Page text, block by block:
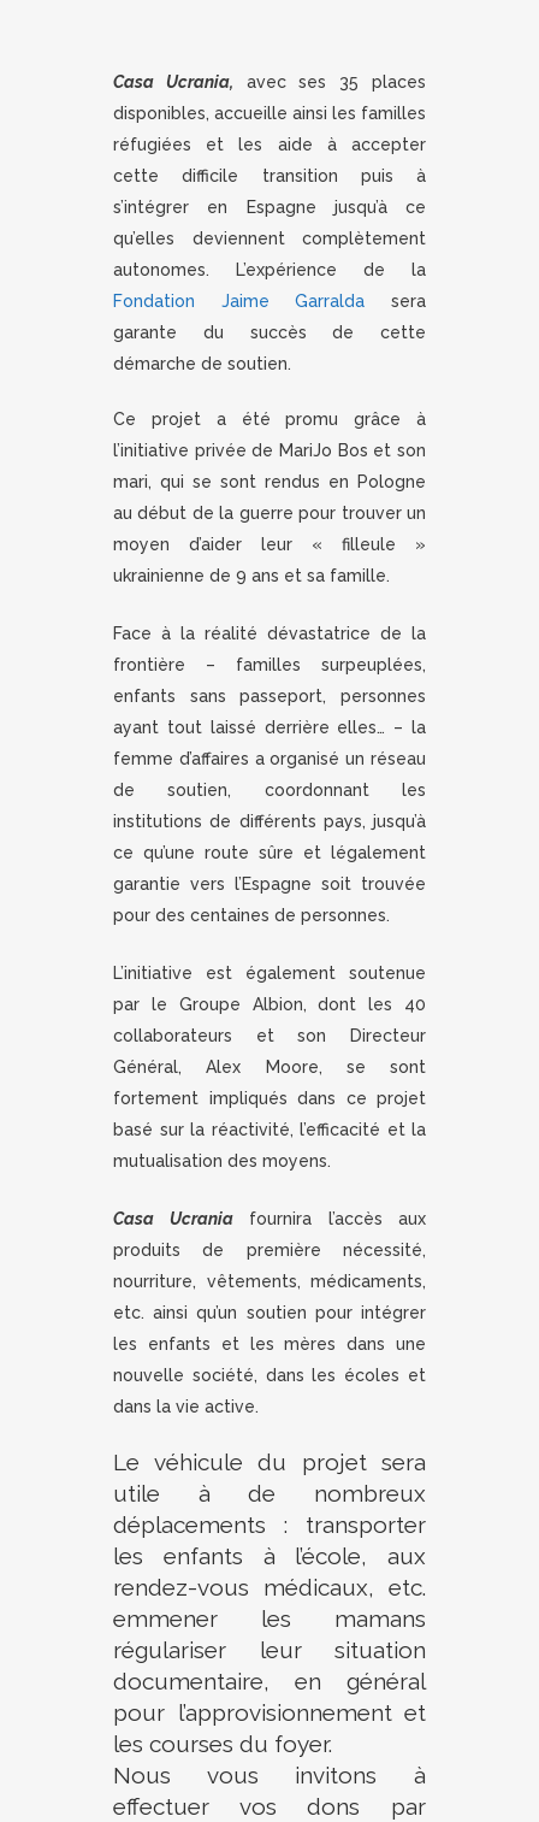
Casa Ucrania, avec ses 35 places
disponibles, accueille ainsi les familles
réfugiées et les aide à accepter
cette difficile transition puis à
s’intégrer en Espagne jusqu’à ce
qu’elles deviennent complètement
autonomes. L’expérience de la
Fondation Jaime Garralda sera
garante du succès de cette
démarche de soutien.
Ce projet a été promu grâce à
l’initiative privée de MariJo Bos et son
mari, qui se sont rendus en Pologne
au début de la guerre pour trouver un
moyen d’aider leur « filleule »
ukrainienne de 9 ans et sa famille.
Face à la réalité dévastatrice de la
frontière – familles surpeuplées,
enfants sans passeport, personnes
ayant tout laissé derrière elles… – la
femme d’affaires a organisé un réseau
de soutien, coordonnant les
institutions de différents pays, jusqu’à
ce qu’une route sûre et légalement
garantie vers l’Espagne soit trouvée
pour des centaines de personnes.
L’initiative est également soutenue
par le Groupe Albion, dont les 40
collaborateurs et son Directeur
Général, Alex Moore, se sont
fortement impliqués dans ce projet
basé sur la réactivité, l’efficacité et la
mutualisation des moyens.
Casa Ucraniafournira l’accès aux
produits de première nécessité,
nourriture, vêtements, médicaments,
etc. ainsi qu’un soutien pour intégrer
les enfants et les mères dans une
nouvelle société, dans les écoles et
dans la vie active.
Le véhicule du projet sera
utile à de nombreux
déplacements : transporter
les enfants à l’école, aux
rendez-vous médicaux, etc.
emmener les mamans
régulariser leur situation
documentaire, en général
pour l’approvisionnement et
les courses du foyer.
Nous vous invitons à
effectuer vos dons par